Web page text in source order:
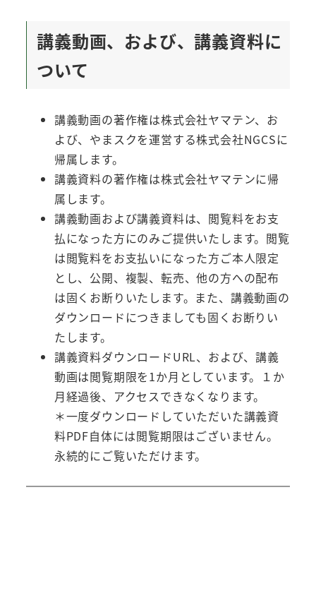
講義動画、および、講義資料に
ついて
講義動画の著作権は株式会社ヤマテン、お
よび、やまスクを運営する株式会社NGCSに
帰属します。
講義資料の著作権は株式会社ヤマテンに帰
属します。
講義動画および講義資料は、閲覧料をお支
払になった方にのみご提供いたします。閲覧
は閲覧料をお支払いになった方ご本人限定
とし、公開、複製、転売、他の方への配布
は固くお断りいたします。また、講義動画の
ダウンロードにつきましても固くお断りい
たします。
講義資料ダウンロードURL、および、講義
動画は閲覧期限を1か月としています。１か
月経過後、アクセスできなくなります。
＊一度ダウンロードしていただいた講義資
料PDF自体には閲覧期限はございません。
永続的にご覧いただけます。